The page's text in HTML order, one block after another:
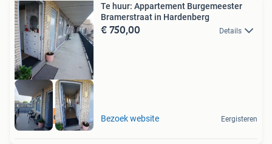
Meer op onze site
Te huur: Appartement Burgemeester
Bramerstraat in Hardenberg
€ 750,00 Details
Bezoek website Eergisteren